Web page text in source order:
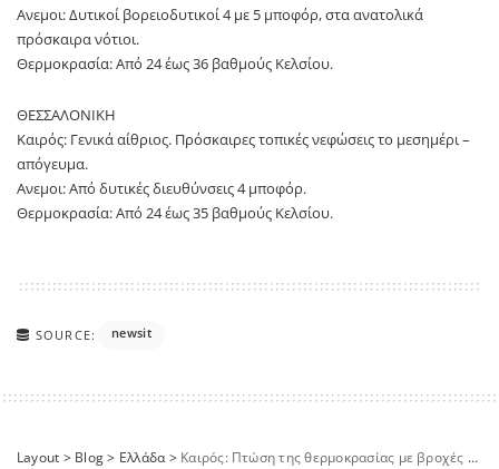
Ανεμοι: Δυτικοί βορειοδυτικοί 4 με 5 μποφόρ, στα ανατολικά
πρόσκαιρα νότιοι.
Θερμοκρασία: Από 24 έως 36 βαθμούς Κελσίου.
ΘΕΣΣΑΛΟΝΙΚΗ
Καιρός: Γενικά αίθριος. Πρόσκαιρες τοπικές νεφώσεις το μεσημέρι –
απόγευμα.
Ανεμοι: Από δυτικές διευθύνσεις 4 μποφόρ.
Θερμοκρασία: Από 24 έως 35 βαθμούς Κελσίου.
SOURCE: newsit
Layout > Blog> Ελλάδα> Καιρός: Πτώση της θερμοκρασίας με βροχές και καταιγίδες